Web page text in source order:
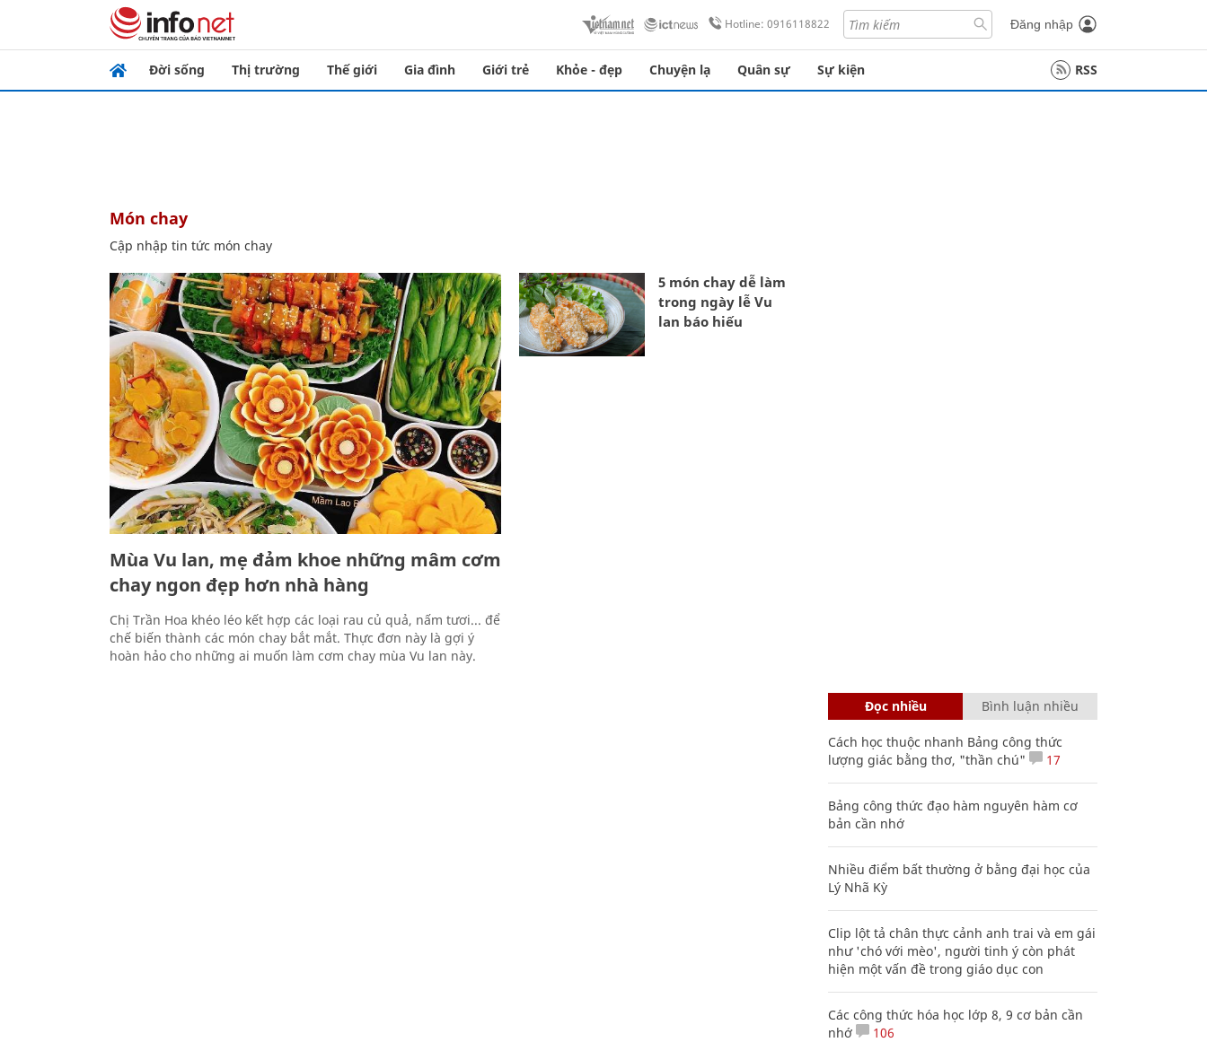
Hotline: 0916118822 Đăng nhập
Đời sống Thị trường Thế giới Gia đình Giới trẻ Khỏe - đẹp Chuyện lạ Quân sự Sự kiện RSS
món chay
Cập nhập tin tức món chay
Mùa Vu lan, mẹ đảm khoe những mâm cơm
chay ngon đẹp hơn nhà hàng
Chị Trần Hoa khéo léo kết hợp các loại rau củ quả, nấm tươi... để
chế biến thành các món chay bắt mắt. Thực đơn này là gợi ý
hoàn hảo cho những ai muốn làm cơm chay mùa Vu lan này.
5 món chay dễ làm
trong ngày lễ Vu
lan báo hiếu
Đọc nhiều Bình luận nhiều
Cách học thuộc nhanh Bảng công thức
lượng giác bằng thơ, "thần chú"
17
Bảng công thức đạo hàm nguyên hàm cơ
bản cần nhớ
Nhiều điểm bất thường ở bằng đại học của
Lý Nhã Kỳ
Clip lột tả chân thực cảnh anh trai và em gái
như 'chó với mèo', người tinh ý còn phát
hiện một vấn đề trong giáo dục con
Các công thức hóa học lớp 8, 9 cơ bản cần
nhớ
106